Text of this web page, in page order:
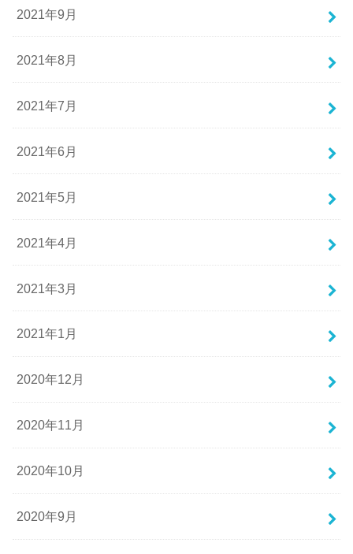
2021年9月
2021年8月
2021年7月
2021年6月
2021年5月
2021年4月
2021年3月
2021年1月
2020年12月
2020年11月
2020年10月
2020年9月